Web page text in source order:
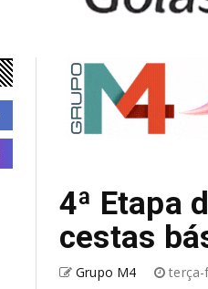
4ª Etapa
cestas
Grupo M4 terça-